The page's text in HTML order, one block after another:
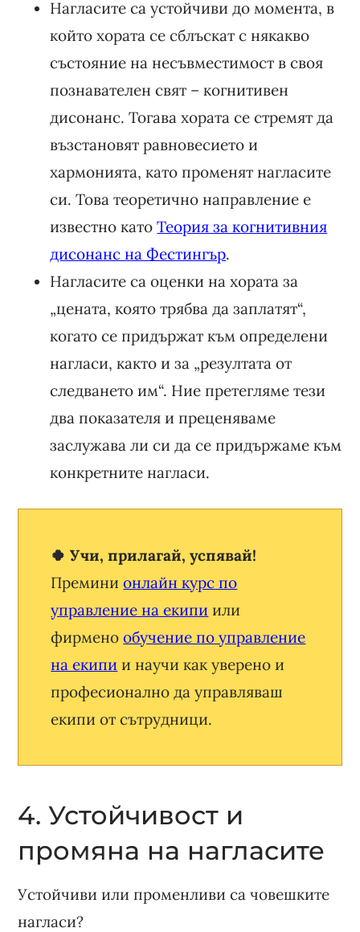
Нагласите са устойчиви до момента, в
който хората се сблъскат с някакво
състояние на несъвместимост в своя
познавателен свят – когнитивен
дисонанс. Тогава хората се стремят да
възстановят равновесието и
хармонията, като променят нагласите
си. Това теоретично направление е
известно катоТеория за когнитивния
дисонанс на Фестингър.
Нагласите са оценки на хората за
„цената, която трябва да заплатят“,
когато се придържат към определени
нагласи, както и за „резултата от
следването им“. Ние претегляме тези
два показателя и преценяваме
заслужава ли си да се придържаме към
конкретните нагласи.
🍀 Учи, прилагай, успявай!
Преминионлайн курс по
управление на екипи или
фирменообучение по управление
на екипи и научи как уверено и
професионално да управляваш
екипи от сътрудници.
4. Устойчивост и
промяна на нагласите
Устойчиви или променливи са човешките
нагласи?